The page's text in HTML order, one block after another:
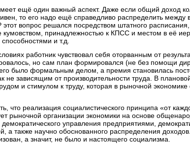
ещё один важный аспект. Даже если общий доход
то его надо ещё справедливо распределить между
вопрос решался посредством штатного расписания,
кумовством, принадлежностью к КПСС и местом в её
и т.д.
работник чувствовал себя оторванным от
но сам план формировался (не без помощи
было формальным делом, а премия становилась
не зависящим от производительности труда. В
и стимулом к труду, которая в рыночной экономике
что реализация социалистического принципа «от
рыночной организации экономики на основе
демократического управления предприятиями,
а также научно обоснованного распределения
а значит, не было и настоящего социализма.